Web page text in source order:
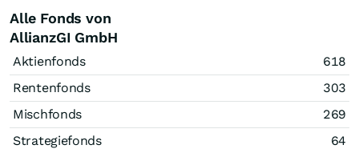
Alle Fonds von
AllianzGI GmbH
Aktienfonds
618
Rentenfonds
303
Mischfonds
269
Strategiefonds
64